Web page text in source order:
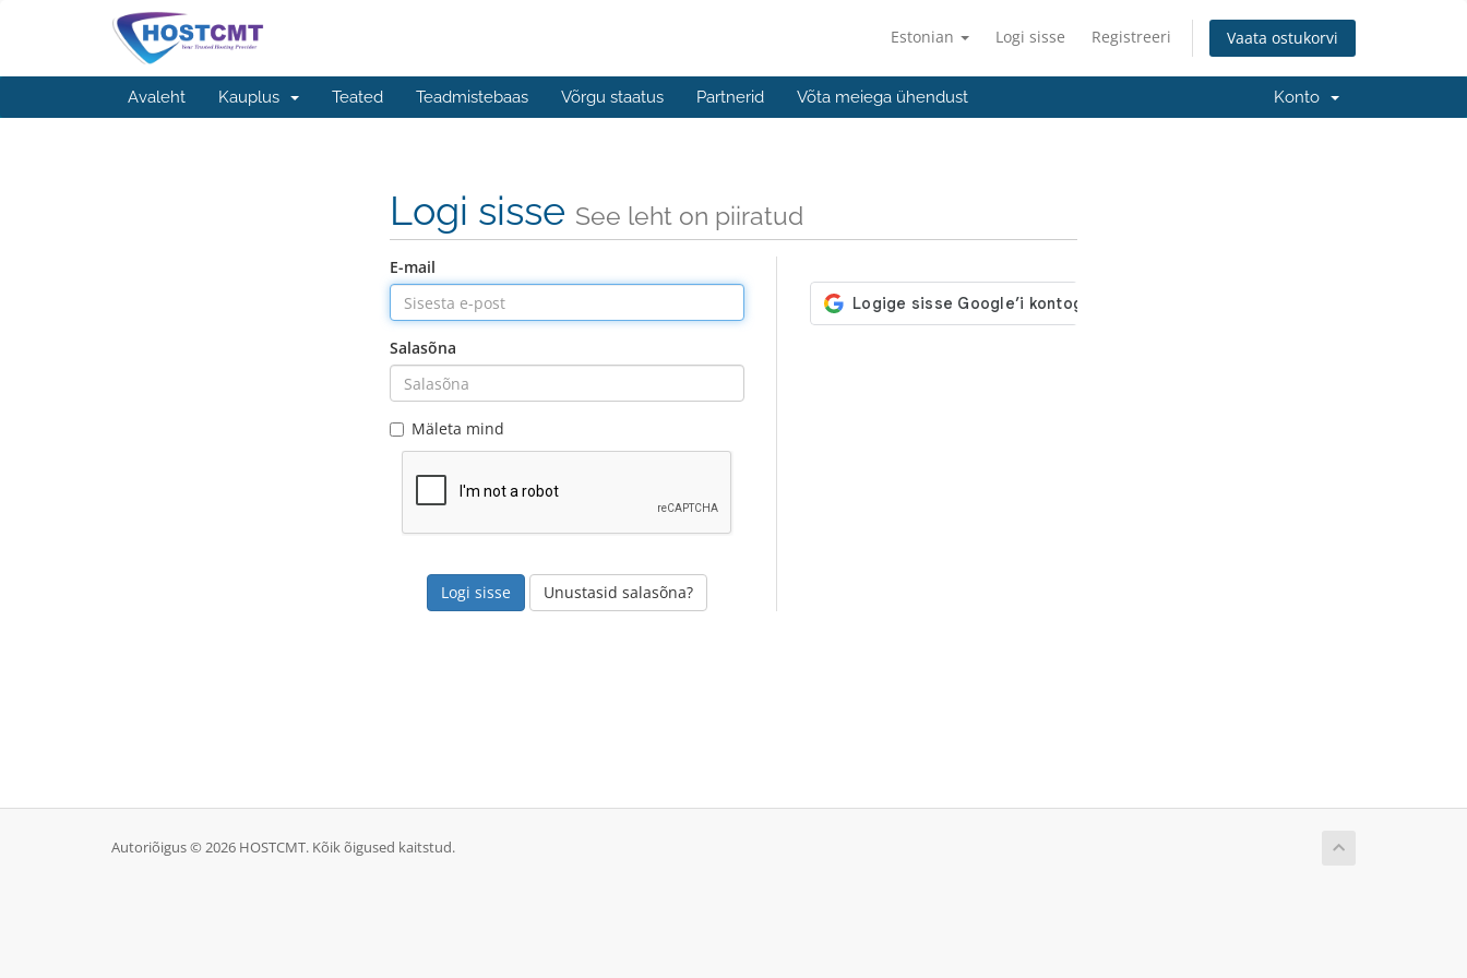
Estonian Logi sisse Registreeri Vaata ostukorvi
Avaleht Kauplus Teated Teadmistebaas Võrgu staatus Partnerid Võta meiega ühendust Konto
Logi sisse See leht on piiratud
E-mail
Salasõna
Mäleta mind
Unustasid salasõna?
Autoriõigus © 2026 HOSTCMT. Kõik õigused kaitstud.